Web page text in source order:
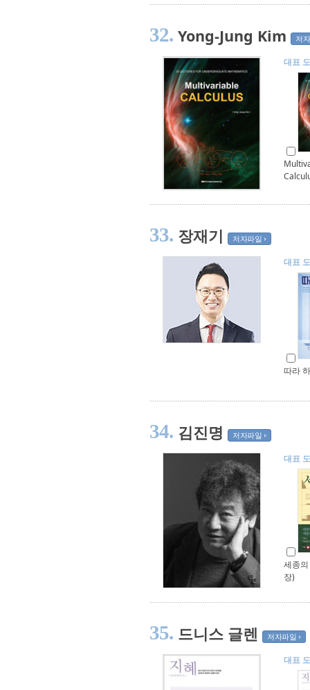
32. Yong-Jung Kim 저
대표
33. 장재기 저자파일
대표
따라
34. 김진명 저자파일
대표
세종
장)
35. 드니스 글렌 저자파일
대표